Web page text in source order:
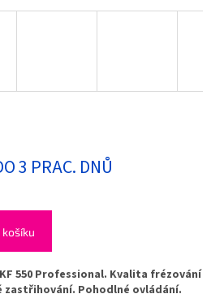
3 PRAC. DNŮ
550 Professional. Kvalita frézování
Pohodlné ovládání.